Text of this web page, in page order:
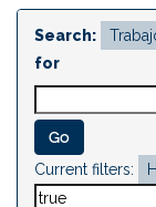
Search:
for
Current filters: